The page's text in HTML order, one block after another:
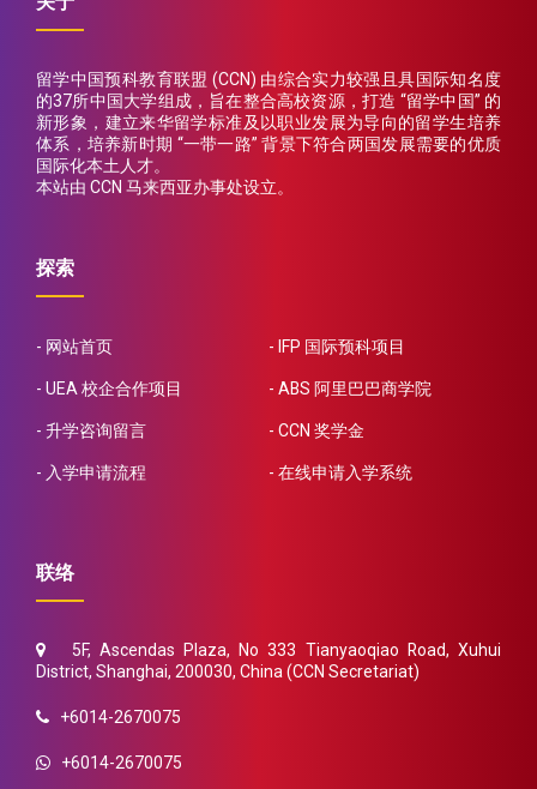
留学中国预科教育联盟 (CCN) 由综合实力较强且具国际知名度
的37所中国大学组成，旨在整合高校资源，打造 “留学中国” 的
新形象，建立来华留学标准及以职业发展为导向的留学生培养
体系，培养新时期 “一带一路” 背景下符合两国发展需要的优质
国际化本土人才。
本站由 CCN 马来西亚办事处设立。
探索
网站首页 IFP 国际预科项目
UEA 校企合作项目 ABS 阿里巴巴商学院
升学咨询留言 CCN 奖学金
入学申请流程 在线申请入学系统
联络
5F, Ascendas Plaza, No 333 Tianyaoqiao Road, Xuhui
District, Shanghai, 200030, China (CCN Secretariat)
+6014-2670075
+6014-2670075